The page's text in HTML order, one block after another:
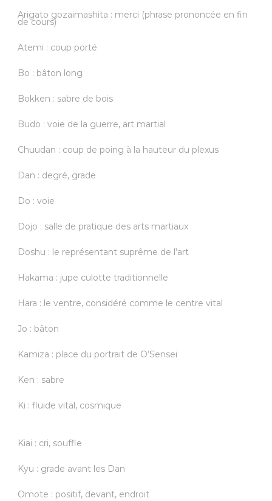
Arigato gozaimashita : merci (phrase prononcée en fin
de cours)
Atemi : coup porté
Bo : bâton long
Bokken : sabre de bois
Budo : voie de la guerre, art martial
Chuudan : coup de poing à la hauteur du plexus
Dan : degré, grade
Do : voie
Dojo : salle de pratique des arts martiaux
Doshu : le représentant suprême de l’art
Hakama : jupe culotte traditionnelle
Hara : le ventre, considéré comme le centre vital
Jo : bâton
Kamiza : place du portrait de O’Senseï
Ken : sabre
Ki : fluide vital, cosmique
Kiai : cri, souffle
Kyu : grade avant les Dan
Omote : positif, devant, endroit